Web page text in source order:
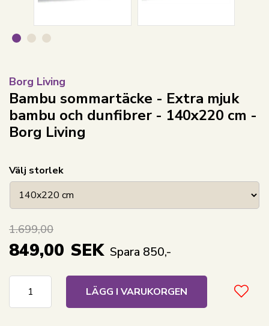
Borg Living
Bambu sommartäcke - Extra mjuk
bambu och dunfibrer - 140x220 cm -
Borg Living
Välj storlek
1.699,00
849,00 SEK Spara 850,-
LÄGG I VARUKORGEN